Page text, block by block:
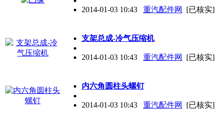
2014-01-03 10:43 重汽配件网 [已核实]
支架总成-冷气压缩机
2014-01-03 10:43 重汽配件网 [已核实]
内六角圆柱头螺钉
2014-01-03 10:43 重汽配件网 [已核实]